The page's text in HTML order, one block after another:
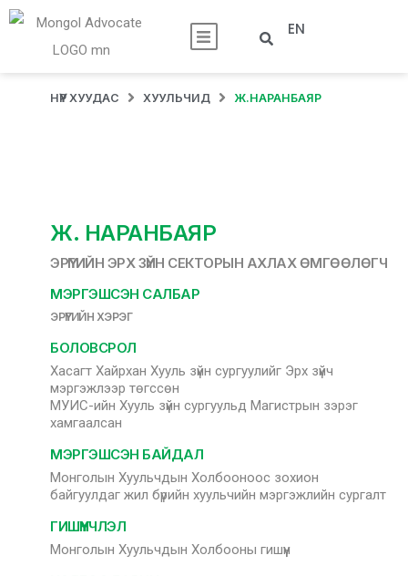
EN
НҮҮР ХУУДАС ХУУЛЬЧИД Ж.НАРАНБАЯР
Ж. НАРАНБАЯР
ЭРҮҮГИЙН ЭРХ ЗҮЙН СЕКТОРЫН АХЛАХ ӨМГӨӨЛӨГЧ
МЭРГЭШСЭН САЛБАР
ЭРҮҮГИЙН ХЭРЭГ
БОЛОВСРОЛ
Хасагт Хайрхан Хууль зүйн сургуулийг Эрх зүйч
мэргэжлээр төгссөн
МУИС-ийн Хууль зүйн сургуульд Магистрын зэрэг
хамгаалсан
МЭРГЭШСЭН БАЙДАЛ
Монголын Хуульчдын Холбооноос зохион
байгуулдаг жил бүрийн хуульчийн мэргэжлийн сургалт
ГИШҮҮНЧЛЭЛ
Монголын Хуульчдын Холбооны гишүүн